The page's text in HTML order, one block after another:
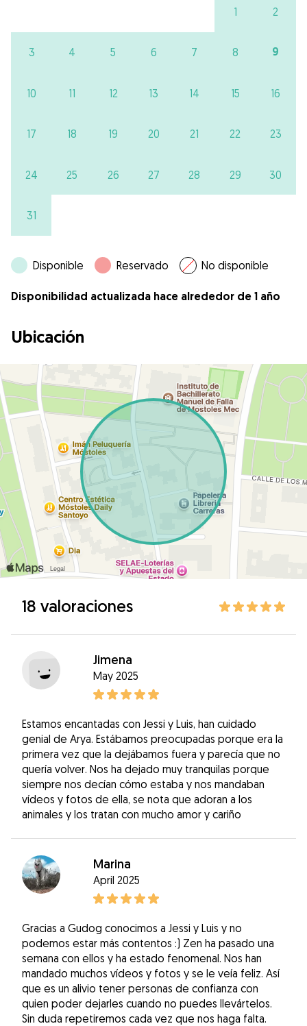
1 2
3 4 5 6 7 8 9
10 11 12 13 14 15 16
17 18 19 20 21 22 23
24 25 26 27 28 29 30
31
Disponible Reservado No disponible
Disponibilidad actualizada hace alrededor de 1 año
Ubicación
18 valoraciones
Jimena
May 2025
Estamos encantadas con Jessi y Luis, han cuidado
genial de Arya. Estábamos preocupadas porque era la
primera vez que la dejábamos fuera y parecía que no
quería volver. Nos ha dejado muy tranquilas porque
siempre nos decían cómo estaba y nos mandaban
vídeos y fotos de ella, se nota que adoran a los
animales y los tratan con mucho amor y cariño
Marina
April 2025
Gracias a Gudog conocimos a Jessi y Luis y no
podemos estar más contentos :) Zen ha pasado una
semana con ellos y ha estado fenomenal. Nos han
mandado muchos vídeos y fotos y se le veía feliz. Así
que es un alivio tener personas de confianza con
quien poder dejarles cuando no puedes llevártelos.
Sin duda repetiremos cada vez que nos haga falta.